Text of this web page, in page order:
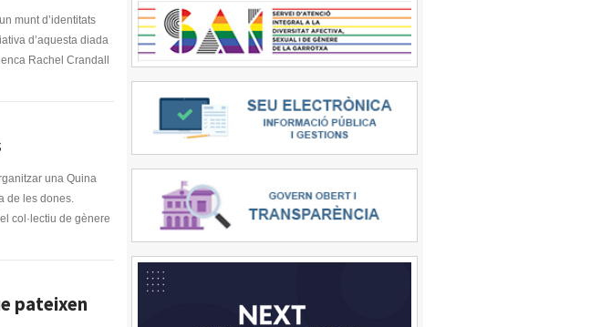
munt d’identitats
d’aquesta diada
Rachel Crandall
una Quina
de les dones.
col·lectiu de gènere
pateixen